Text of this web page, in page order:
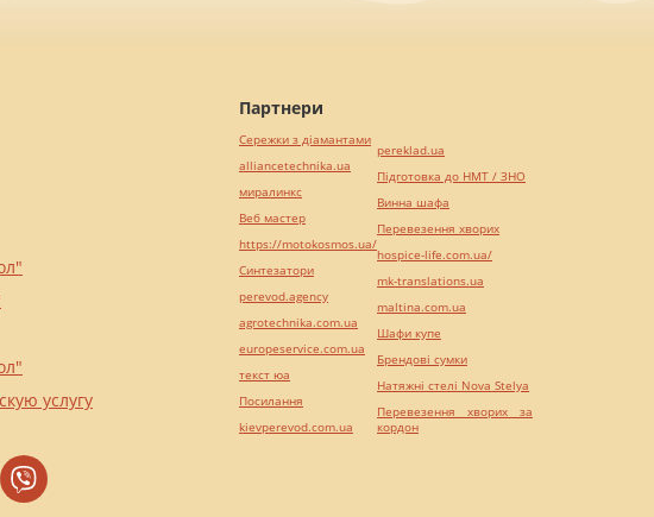
услугу
Партнери
Сережки з діамантами
alliancetechnika.ua
миралинкс
Веб мастер
https://motokosmos.ua/
Синтезатори
perevod.agency
agrotechnika.com.ua
europeservice.com.ua
текст юа
Посилання
kievperevod.com.ua
pereklad.ua
Підготовка до НМТ / ЗНО
Винна шафа
Перевезення хворих
hospice-life.com.ua/
mk-translations.ua
maltina.com.ua
Шафи купе
Брендові сумки
Натяжні стелі Nova Stelya
Перевезення хворих за
кордон